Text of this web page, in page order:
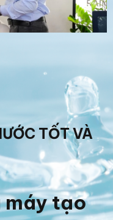
TỐT VÀ
máy tạo